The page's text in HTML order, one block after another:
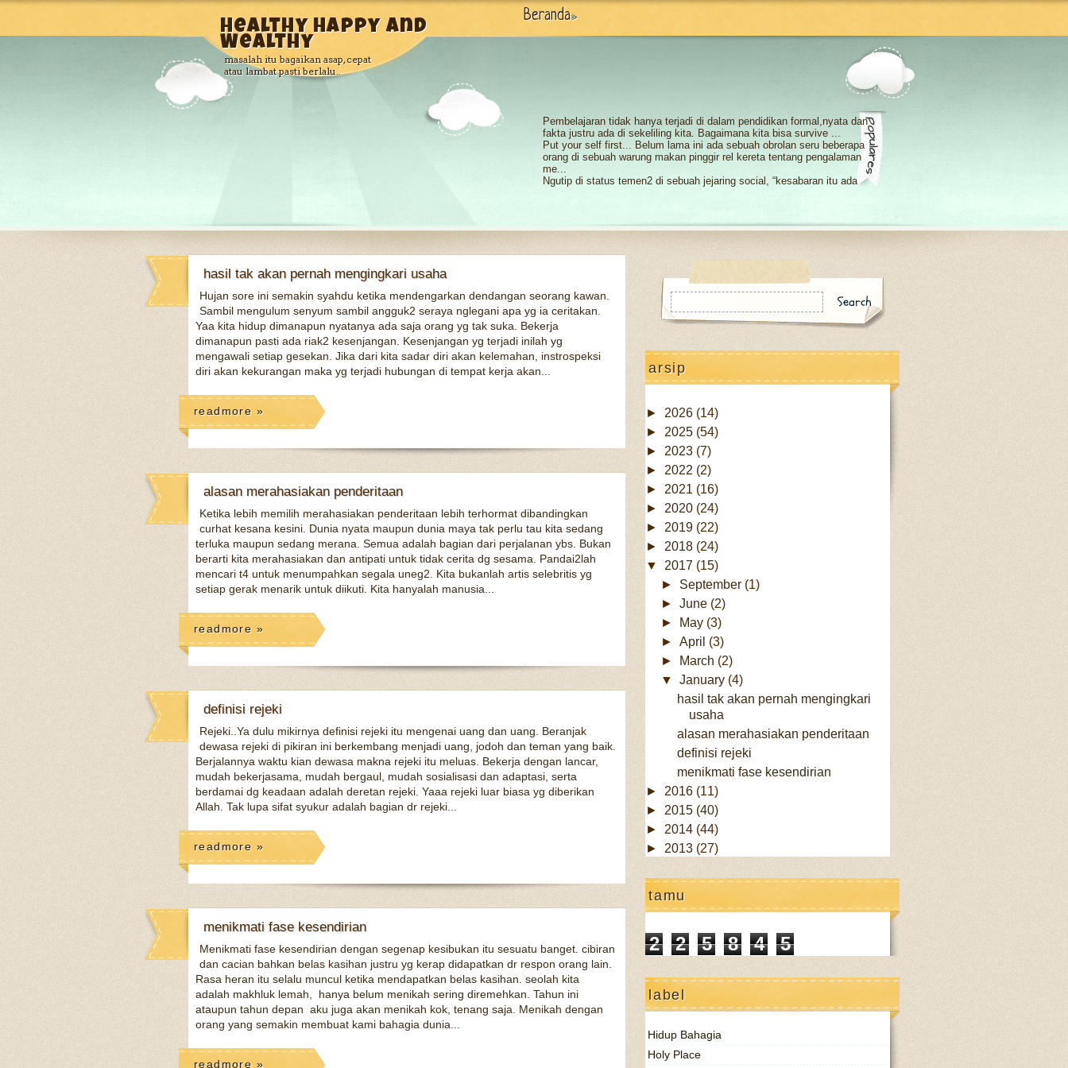
Beranda»
Healthy Happy and
Wealthy
masalah itu bagaikan asap, cepat
atau lambat pasti berlalu..
Pembelajaran tidak hanya terjadi di dalam pendidikan formal,nyata dan
fakta justru ada di sekeliling kita. Bagaimana kita bisa survive ...
Put your self first... Belum lama ini ada sebuah obrolan seru beberapa
orang di sebuah warung makan pinggir rel kereta tentang pengalaman
me...
Ngutip di status temen2 di sebuah jejaring social, “kesabaran itu ada
b...
belajarlah dari alam, bahwa sesuatu yang berlebihan tidaklah baik
Pagi ini, sang mentari tersenyum ceria. Keceriaannyapun
menular dan merasuk ke kalbu berupa smangat tuk lalui
hari dengan indah. D...
Di kehidupan dewasa ini kita dapat belajar "biasa aja" dalam berteman.
Posinya biasa aja ya, tidak usah full effort . Pada dasarny...
Ga ada orang yang tulus kecuali diri sendiri. Stop "bergantung" sama
orang lain. Mereka punya urusan dan kepentingan masing². Jika...
ketika ia dianggap sebagai si paling keren. Iya, keren boleh namun
Pinjem istilah anak gaul jaman sekarang yakni kepo. Kepo?? Ketemu
pocong kah? xixixi.. ternyata usut punya usut kepo tu artinya pingen ...
hasil tak akan pernah mengingkari usaha
Hujan sore ini semakin syahdu ketika mendengarkan dendangan seorang kawan.
Sambil mengulum senyum sambil angguk2 seraya nglegani apa yg ia ceritakan.
Yaa kita hidup dimanapun nyatanya ada saja orang yg tak suka. Bekerja
dimanapun pasti ada riak2 kesenjangan. Kesenjangan yg terjadi inilah yg
mengawali setiap gesekan. Jika dari kita sadar diri akan kelemahan, instrospeksi
diri akan kekurangan maka yg terjadi hubungan di tempat kerja akan...
readmore »
alasan merahasiakan penderitaan
Ketika lebih memilih merahasiakan penderitaan lebih terhormat dibandingkan
curhat kesana kesini. Dunia nyata maupun dunia maya tak perlu tau kita sedang
terluka maupun sedang merana. Semua adalah bagian dari perjalanan ybs. Bukan
berarti kita merahasiakan dan antipati untuk tidak cerita dg sesama. Pandai2lah
mencari t4 untuk menumpahkan segala uneg2. Kita bukanlah artis selebritis yg
setiap gerak menarik untuk diikuti. Kita hanyalah manusia...
readmore »
definisi rejeki
Rejeki..Ya dulu mikirnya definisi rejeki itu mengenai uang dan uang. Beranjak
dewasa rejeki di pikiran ini berkembang menjadi uang, jodoh dan teman yang baik.
Berjalannya waktu kian dewasa makna rejeki itu meluas. Bekerja dengan lancar,
mudah bekerjasama, mudah bergaul, mudah sosialisasi dan adaptasi, serta
berdamai dg keadaan adalah deretan rejeki. Yaaa rejeki luar biasa yg diberikan
Allah. Tak lupa sifat syukur adalah bagian dr rejeki...
readmore »
menikmati fase kesendirian
Menikmati fase kesendirian dengan segenap kesibukan itu sesuatu banget. cibiran
dan cacian bahkan belas kasihan justru yg kerap didapatkan dr respon orang lain.
Rasa heran itu selalu muncul ketika mendapatkan belas kasihan. seolah kita
adalah makhluk lemah, hanya belum menikah sering diremehkan. Tahun ini
ataupun tahun depan aku juga akan menikah kok, tenang saja. Menikah dengan
orang yang semakin membuat kami bahagia dunia...
readmore »
arsip
► 2026 (14)
► 2025 (54)
► 2023 (7)
► 2022 (2)
► 2021 (16)
► 2020 (24)
► 2019 (22)
► 2018 (24)
▼ 2017 (15)
► September (1)
►June (2)
►
May (3)
►April (3)
►
March (2)
▼January (4)
hasil tak akan pernah mengingkari
usaha
alasan merahasiakan penderitaan
definisi rejeki
menikmati fase kesendirian
► 2016 (11)
► 2015 (40)
► 2014 (44)
► 2013 (27)
tamu
2 2 5 8 4 5
label
Hidup Bahagia
Holy Place